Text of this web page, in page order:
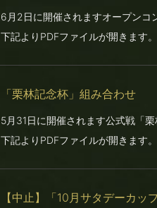
6月2日に開催されますオープンコ
下記よりPDFファイルが開きます。
「栗林記念杯」組み合わせ
5月31日に開催されます公式戦「
下記よりPDFファイルが開きます。
【中止】「10月サタデーカッ